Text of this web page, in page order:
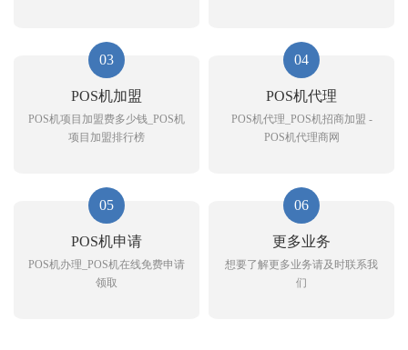
03
POS机加盟
POS机项目加盟费多少钱_POS机
项目加盟排行榜
04
POS机代理
POS机代理_POS机招商加盟 -
POS机代理商网
05
POS机申请
POS机办理_POS机在线免费申请
领取
06
更多业务
想要了解更多业务请及时联系我
们